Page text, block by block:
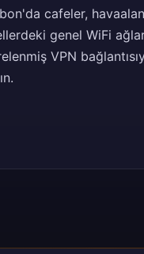
cafeler,
genel WiFi
VPN